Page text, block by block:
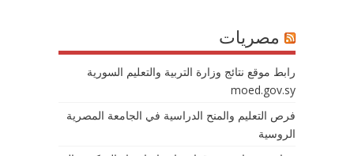
مصريات
رابط موقع نتائج وزارة التربية والتعليم السورية
moed.gov.sy
فرص التعليم والمنح الدراسية في الجامعة المصرية
الروسية